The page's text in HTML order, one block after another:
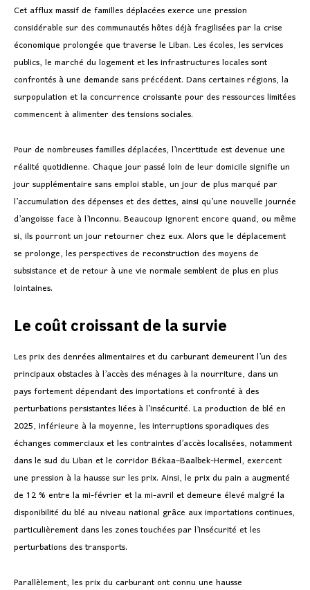
Cet afflux massif de familles déplacées exerce une pression
considérable sur des communautés hôtes déjà fragilisées par la crise
économique prolongée que traverse le Liban. Les écoles, les services
publics, le marché du logement et les infrastructures locales sont
confrontés à une demande sans précédent. Dans certaines régions, la
surpopulation et la concurrence croissante pour des ressources limitées
commencent à alimenter des tensions sociales.
Pour de nombreuses familles déplacées, l’incertitude est devenue une
réalité quotidienne. Chaque jour passé loin de leur domicile signifie un
jour supplémentaire sans emploi stable, un jour de plus marqué par
l’accumulation des dépenses et des dettes, ainsi qu’une nouvelle journée
d’angoisse face à l’inconnu. Beaucoup ignorent encore quand, ou même
si, ils pourront un jour retourner chez eux. Alors que le déplacement
se prolonge, les perspectives de reconstruction des moyens de
subsistance et de retour à une vie normale semblent de plus en plus
lointaines.
Le coût croissant de la survie
Les prix des denrées alimentaires et du carburant demeurent l’un des
principaux obstacles à l’accès des ménages à la nourriture, dans un
pays fortement dépendant des importations et confronté à des
perturbations persistantes liées à l’insécurité. La production de blé en
2025, inférieure à la moyenne, les interruptions sporadiques des
échanges commerciaux et les contraintes d’accès localisées, notamment
dans le sud du Liban et le corridor Békaa–Baalbek-Hermel, exercent
une pression à la hausse sur les prix. Ainsi, le prix du pain a augmenté
de 12 % entre la mi-février et la mi-avril et demeure élevé malgré la
disponibilité du blé au niveau national grâce aux importations continues,
particulièrement dans les zones touchées par l’insécurité et les
perturbations des transports.
Parallèlement, les prix du carburant ont connu une hausse